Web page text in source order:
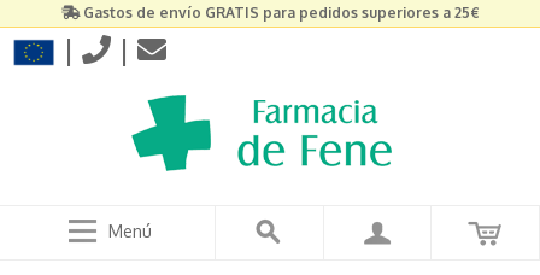
Gastos de envío GRATIS para pedidos superiores a 25€
| |
Menú